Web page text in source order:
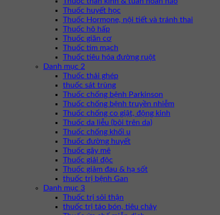
Thuốc huyết học
Thuốc Hormone, nội tiết và tránh thai
Thuốc hô hấp
Thuốc giãn cơ
Thuốc tim mạch
Thuốc tiêu hóa đường ruột
Danh mục 2
Thuốc thải ghép
thuốc sát trùng
Thuốc chống bệnh Parkinson
Thuốc chống bệnh truyền nhiễm
Thuốc chống co giật, động kinh
Thuốc da liễu (bôi trên da)
Thuốc chống khối u
Thuốc đường huyết
Thuốc gây mê
Thuốc giải độc
Thuốc giảm đau & hạ sốt
thuốc trị bệnh Gan
Danh mục 3
Thuốc trị sỏi thận
thuốc trị táo bón, tiêu chảy